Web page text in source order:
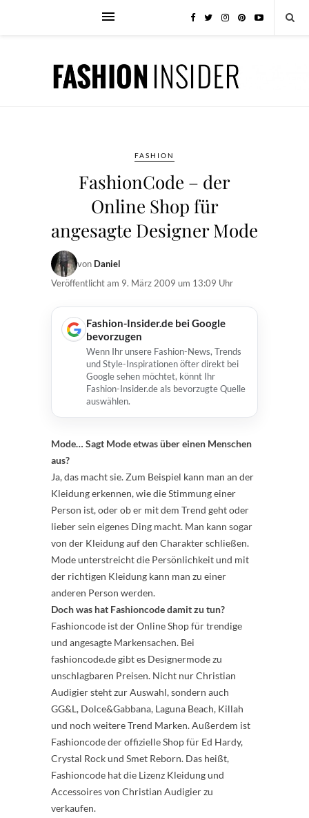
FASHION
FashionCode – der
Online Shop für
angesagte Designer Mode
von Daniel
Veröffentlicht am 9. März 2009 um 13:09 Uhr
Fashion-Insider.de bei Google
bevorzugen
Wenn Ihr unsere Fashion-News, Trends
und Style-Inspirationen öfter direkt bei
Google sehen möchtet, könnt Ihr
Fashion-Insider.de als bevorzugte Quelle
auswählen.
Mode… Sagt Mode etwas über einen Menschen
aus?
Ja, das macht sie. Zum Beispiel kann man an der
Kleidung erkennen, wie die Stimmung einer
Person ist, oder ob er mit dem Trend geht oder
lieber sein eigenes Ding macht. Man kann sogar
von der Kleidung auf den Charakter schließen.
Mode unterstreicht die Persönlichkeit und mit
der richtigen Kleidung kann man zu einer
anderen Person werden.
Doch was hat Fashioncode damit zu tun?
Fashioncode ist der Online Shop für trendige
und angesagte Markensachen. Bei
fashioncode.de gibt es Designermode zu
unschlagbaren Preisen. Nicht nur Christian
Audigier steht zur Auswahl, sondern auch
GG&L, Dolce&Gabbana, Laguna Beach, Killah
und noch weitere Trend Marken. Außerdem ist
Fashioncode der offizielle Shop für Ed Hardy,
Crystal Rock und Smet Reborn. Das heißt,
Fashioncode hat die Lizenz Kleidung und
Accessoires von Christian Audigier zu
verkaufen.